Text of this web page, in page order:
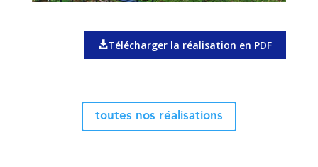
Télécharger la réalisation en PDF
toutes nos réalisations